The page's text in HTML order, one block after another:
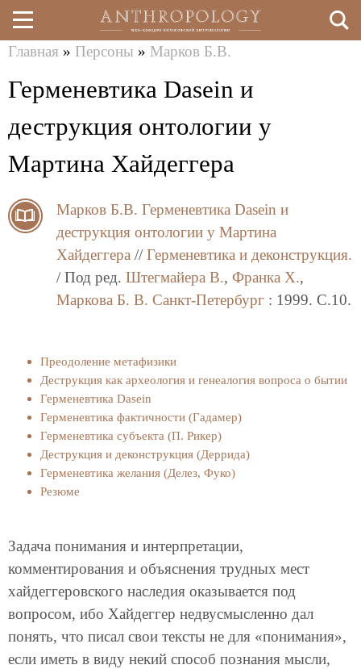
Перейти
к
здесь
Главная » Персоны » Марков Б.В.
Герменевтика Dasein и
деструкция онтологии у
Мартина Хайдеггера
Марков Б.В. Герменевтика Dasein и
деструкция онтологии у Мартина
Хайдеггера // Герменевтика и деконструкция.
/ Под ред. Штегмайера В., Франка Х.,
Маркова Б. В. Санкт-Петербург : 1999. C.10.
Преодоление метафизики
Деструкция как археология и генеалогия вопроса о бытии
Герменевтика Dasein
Герменевтика фактичности (Гадамер)
Герменевтика субъекта (П. Рикер)
Деструкция и деконструкция (Деррида)
Герменевтика желания (Делез, Фуко)
Резюме
Задача понимания и интерпретации,
комментирования и объяснения трудных мест
хайдеггеровского наследия оказывается под
вопросом, ибо Хайдеггер недвусмысленно дал
понять, что писал свои тексты не для «понимания»,
если иметь в виду некий способ познания мысли,